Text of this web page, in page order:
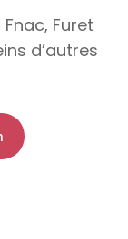
Furet
d’autres